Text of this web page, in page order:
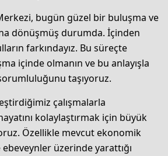
bugün güzel bir buluşma ve
dönüşmüş durumda. İçinden
farkındayız. Bu süreçte
içinde olmanın ve bu anlayışla
taşıyoruz.
çalışmalarla
kolaylaştırmak için büyük
Özellikle mevcut ekonomik
üzerinde yarattığı